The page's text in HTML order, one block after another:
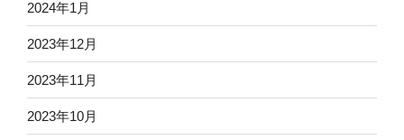
2024年1月
2023年12月
2023年11月
2023年10月